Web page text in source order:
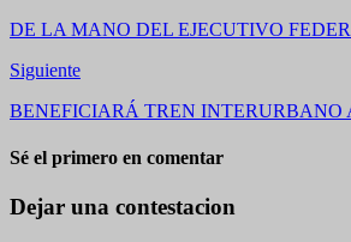
DE LA MANO DEL EJECUTIVO
Siguiente
BENEFICIARÁ TREN INTERURBANO
Sé el primero en comentar
Dejar una contestacion